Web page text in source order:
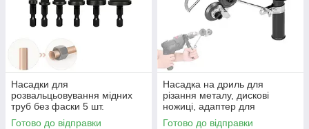
Насадки для
розвальцьовування мідних
труб без фаски 5 шт.
Готово до відправки
Насадка на дриль для
різання металу, дискові
ножиці, адаптер для
шуруповерта, HSS сталь
Готово до відправки